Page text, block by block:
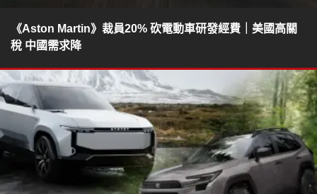
《Aston Martin》裁員20% 砍電動車研發經費｜美國高關
稅 中國需求降